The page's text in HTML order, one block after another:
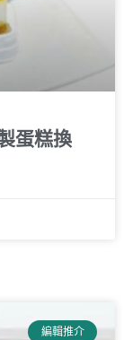
蛋糕換
編輯推介